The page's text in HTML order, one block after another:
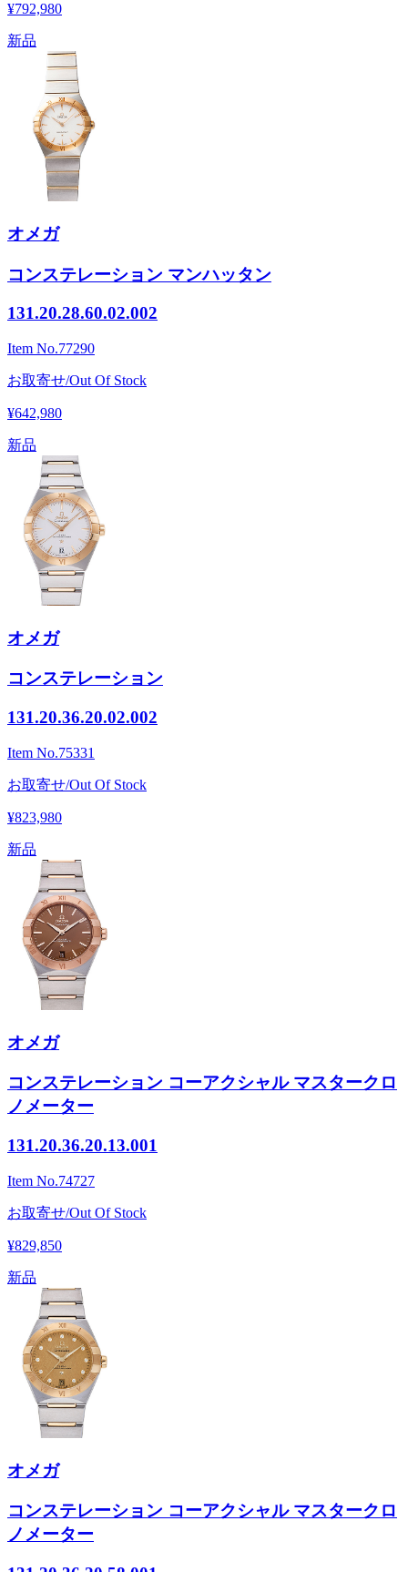
¥792,980
新品
オメガ
コンステレーション マンハッタン
131.20.28.60.02.002
Item No.77290
お取寄せ/Out Of Stock
¥642,980
新品
オメガ
コンステレーション
131.20.36.20.02.002
Item No.75331
お取寄せ/Out Of Stock
¥823,980
新品
オメガ
コンステレーション コーアクシャル マスタークロ
ノメーター
131.20.36.20.13.001
Item No.74727
お取寄せ/Out Of Stock
¥829,850
新品
オメガ
コンステレーション コーアクシャル マスタークロ
ノメーター